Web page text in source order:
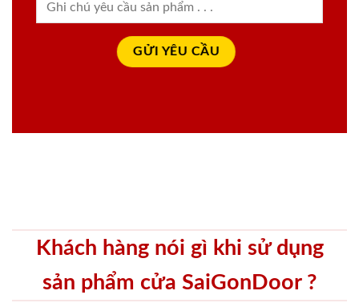
Khách hàng nói gì khi sử dụng
sản phẩm cửa SaiGonDoor ?